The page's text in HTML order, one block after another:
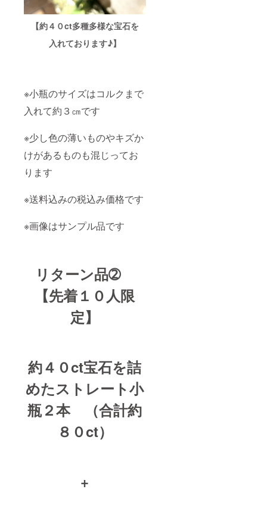
【約４０ct多種多様な宝石を
入れております♪】
※小瓶のサイズはコルクまで
入れて約３㎝です
※少し色の薄いものやキズか
けがあるものも混じってお
ります
※送料込みの税込み価格です
※画像はサンプル品です
リターン品➁
【先着１０人限
定】
約４０ct宝石を詰
めたストレート小
瓶２本 （合計約
８０ct）
+